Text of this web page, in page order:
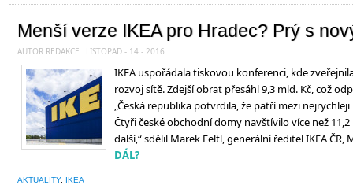
Menší verze IKEA pro Hradec? Prý s
AUTOR REDAKCE LISTOPAD - 14 - 2016
IKEA uspořádala tiskovou konferenci, kde
rozvoj sítě. Zdejší obrat přesáhl 9,3 mld. Kč, což
„Česká republika potvrdila, že patří mezi
Čtyři české obchodní domy navštívilo více než
další,“ sdělil Marek Feltl, generální ředitel IKEA ČR,
DÁL?
AKTUALITY, IKEA